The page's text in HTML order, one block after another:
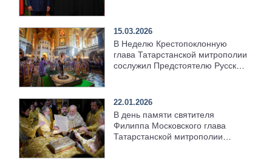
15.03.2026
В Неделю Крестопоклонную
глава Татарстанской митрополии
сослужил Предстоятелю Русской
22.01.2026
В день памяти святителя
Филиппа Московского глава
Татарстанской митрополии